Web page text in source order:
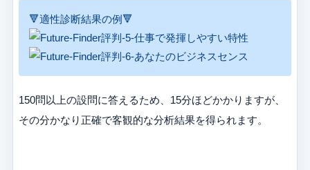
🔻適性診断結果の例🔻
150問以上の設問に答えるため、15分ほどかかりますが、
その分かなり正確で客観的な分析結果を得られます。